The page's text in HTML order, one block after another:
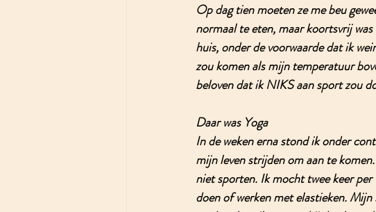
Op dag tien moeten ze me beu
normaal te eten, maar koortsvrij
huis, onder de voorwaarde dat ik
zou komen als mijn temperatuur
beloven dat ik NIKS aan sport zou
Daar was Yoga
In de weken erna stond ik onder
mijn leven strijden om aan te
niet sporten. Ik mocht twee keer
doen of werken met elastieken.